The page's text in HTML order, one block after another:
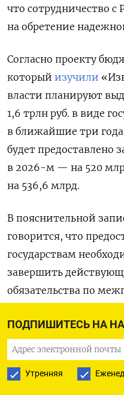
ПОДПИШИТЕСЬ НА
Утренняя
что сотрудничество с
на обретение
Согласно проекту
который изучили
власти планируют
1,6 трлн руб. в виде
в ближайшие три
будет предоставлено
в 2026-м — на 520
на 536,6 млрд.
В пояснительной
говорится, что
государствам
завершить
обязательства по
финансовой
промышленной
российские товары